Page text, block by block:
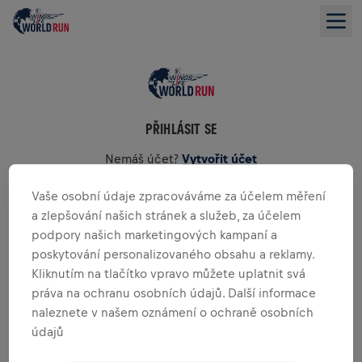
PŘIHLÁSIT SE
Nemáš účet? Vytvořit účet
Heslo
Vaše osobní údaje zpracováváme za účelem měření
a zlepšování našich stránek a služeb, za účelem
podpory našich marketingových kampaní a
poskytování personalizovaného obsahu a reklamy.
Kliknutím na tlačítko vpravo můžete uplatnit svá
práva na ochranu osobních údajů. Další informace
naleznete v našem oznámení o ochraně osobních
údajů